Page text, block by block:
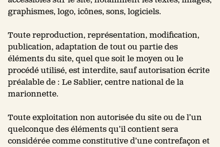
graphismes, logo, icônes, sons, logiciels.
Toute reproduction, représentation, modification,
publication, adaptation de tout ou partie des
éléments du site, quel que soit le moyen ou le
procédé utilisé, est interdite, sauf autorisation écrite
préalable de : Le Sablier, centre national de la
marionnette.
Toute exploitation non autorisée du site ou de l’un
quelconque des éléments qu’il contient sera
considérée comme constitutive d’une contrefaçon et